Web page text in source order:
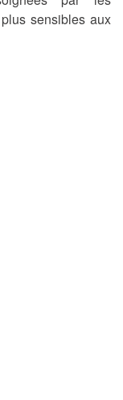
sensibles aux